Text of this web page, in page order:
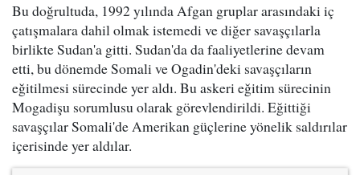
Bu doğrultuda, 1992 yılında Afgan gruplar arasındaki iç
çatışmalara dahil olmak istemedi ve diğer savaşçılarla
birlikte Sudan'a gitti. Sudan'da da faaliyetlerine devam
etti, bu dönemde Somali ve Ogadin'deki savaşçıların
eğitilmesi sürecinde yer aldı. Bu askeri eğitim sürecinin
Mogadişu sorumlusu olarak görevlendirildi. Eğittiği
savaşçılar Somali'de Amerikan güçlerine yönelik saldırılar
içerisinde yer aldılar.